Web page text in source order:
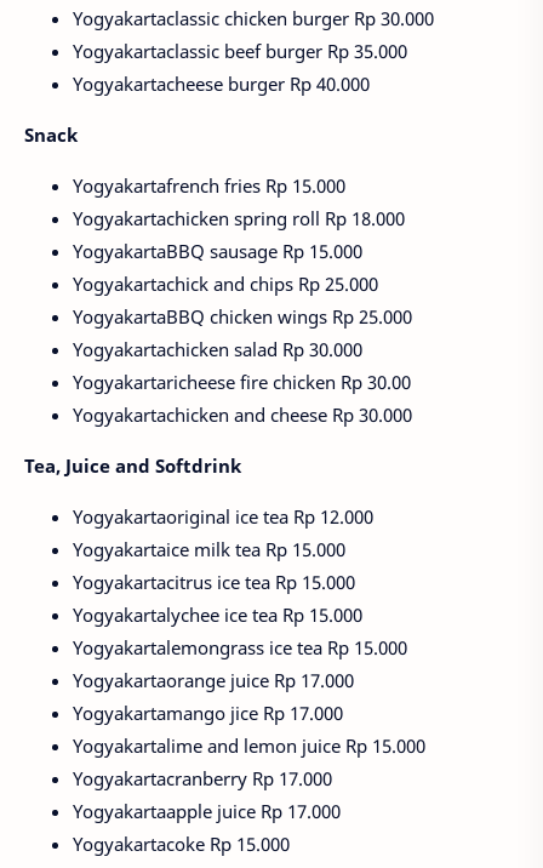
Yogyakartaclassic chicken burger Rp 30.000
Yogyakartaclassic beef burger Rp 35.000
Yogyakartacheese burger Rp 40.000
Snack
Yogyakartafrench fries Rp 15.000
Yogyakartachicken spring roll Rp 18.000
YogyakartaBBQ sausage Rp 15.000
Yogyakartachick and chips Rp 25.000
YogyakartaBBQ chicken wings Rp 25.000
Yogyakartachicken salad Rp 30.000
Yogyakartaricheese fire chicken Rp 30.00
Yogyakartachicken and cheese Rp 30.000
Tea, Juice and Softdrink
Yogyakartaoriginal ice tea Rp 12.000
Yogyakartaice milk tea Rp 15.000
Yogyakartacitrus ice tea Rp 15.000
Yogyakartalychee ice tea Rp 15.000
Yogyakartalemongrass ice tea Rp 15.000
Yogyakartaorange juice Rp 17.000
Yogyakartamango jice Rp 17.000
Yogyakartalime and lemon juice Rp 15.000
Yogyakartacranberry Rp 17.000
Yogyakartaapple juice Rp 17.000
Yogyakartacoke Rp 15.000